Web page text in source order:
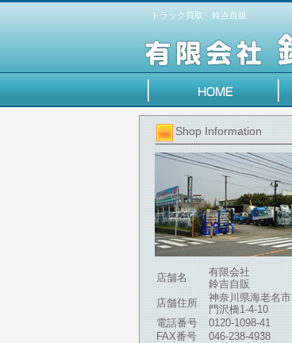
トラック買取 鈴吉自販
Shop Information
店舗名
有限会社
鈴吉自販
店舗住所
神奈川県海老名市
門沢橋1-4-10
電話番号
0120-1098-41
FAX番号
046-238-4938